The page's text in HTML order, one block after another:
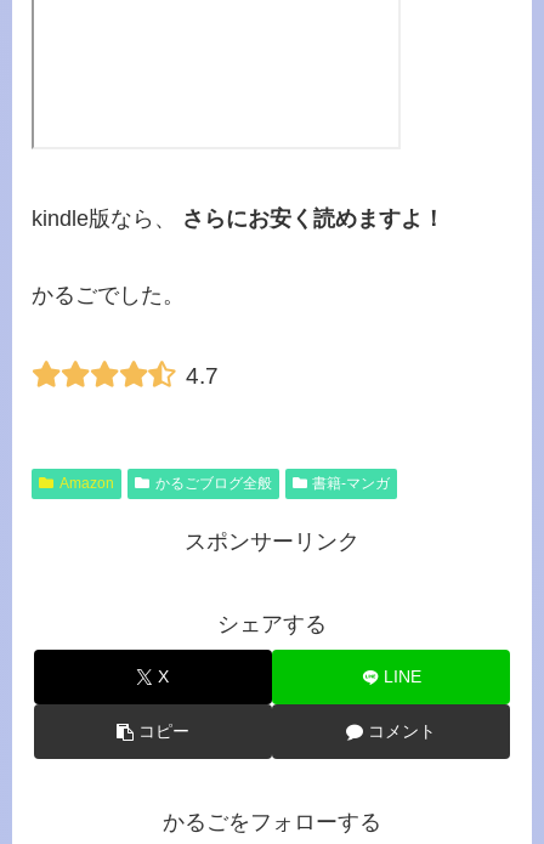
kindle版なら、 さらにお安く読めますよ！
かるごでした。
4.7
Amazon かるごブログ全般 書籍‐マンガ
スポンサーリンク
シェアする
X LINE
コピー コメント
かるごをフォローする